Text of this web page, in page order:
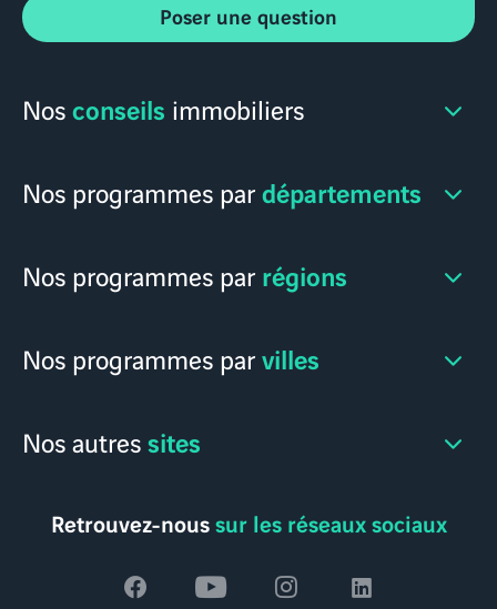
Poser une question
Nosconseils immobiliers
Nos programmes pardépartements
Nos programmes par régions
Nos programmes parvilles
Nos autressites
Retrouvez-noussur les réseaux sociaux
Voir Voir Voir Voir